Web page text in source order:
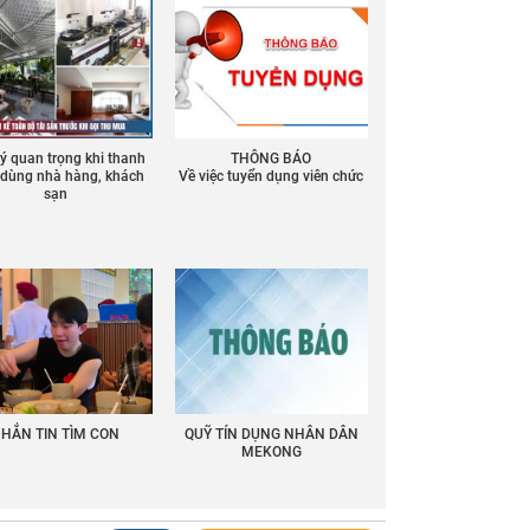
quan trọng khi thanh
nhà hàng, khách
sạn
THÔNG BÁO
Về việc tuyển dụng viên chức
TIN TÌM CON
QUỸ TÍN DỤNG NHÂN DÂN
MEKONG